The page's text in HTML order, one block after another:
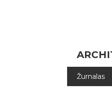
Žurnalas